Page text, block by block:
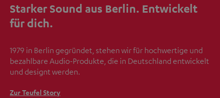
Starker Sound aus Berlin. Entwickelt
für dich.
1979 in Berlin gegründet, stehen wir für hochwertige und
bezahlbare Audio-Produkte, die in Deutschland entwickelt
und designt werden.
Zur Teufel Story